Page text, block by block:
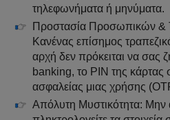
τηλεφωνήματα ή μηνύματα.
Προστασία Προσωπικών &
Κανένας επίσημος
αρχή δεν πρόκειται να σας
banking, το PIN της κάρτας
ασφαλείας μιας χρήσης
Απόλυτη Μυστικότητα: Μην